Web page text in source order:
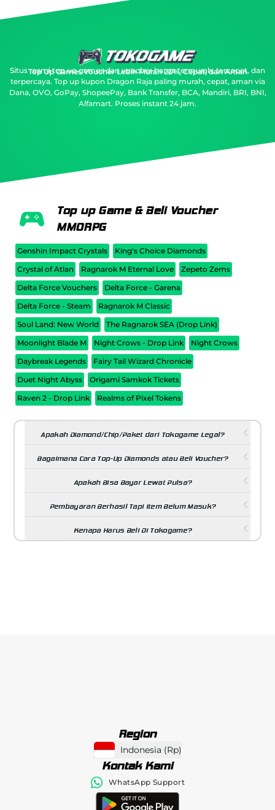
Top Up Games Voucher Lebih Murah 20%, Cepat, dan Aman
Situs resmi top up games dan voucher harga termurah, tercepat, dan
terpercaya. Top up kupon Dragon Raja paling murah, cepat, aman via
Dana, OVO, GoPay, ShopeePay, Bank Transfer, BCA, Mandiri, BRI, BNI,
Alfamart. Proses instant 24 jam.
Top up Game & Beli Voucher
MMORPG
Genshin Impact Crystals
King's Choice Diamonds
Crystal of Atlan
Ragnarok M Eternal Love
Zepeto Zems
Delta Force Vouchers
Delta Force - Garena
Delta Force - Steam
Ragnarok M Classic
Soul Land: New World
The Ragnarok SEA (Drop Link)
Moonlight Blade M
Night Crows - Drop Link
Night Crows
Daybreak Legends
Fairy Tail Wizard Chronicle
Duet Night Abyss
Origami Samkok Tickets
Raven 2 - Drop Link
Realms of Pixel Tokens
Apakah Diamond/Chip/Paket dari Tokogame Legal?
Bagaimana Cara Top-Up Diamonds atau Beli Voucher?
Apakah Bisa Bayar Lewat Pulsa?
Pembayaran Berhasil Tapi Item Belum Masuk?
Kenapa Harus Beli Di Tokogame?
Region
Indonesia (Rp)
Kontak Kami
WhatsApp Support